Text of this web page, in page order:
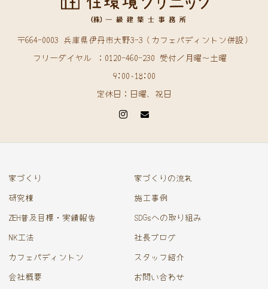
〒664-0003 兵庫県伊丹市大野3-3（カフェパディントン併設）
フリーダイヤル ：0120-460-230 受付／月曜〜土曜
9:00~18:00
定休日：日曜、祝日
家づくり
家づくりの流れ
研究棟
施工事例
ZEH普及目標・実績報告
SDGsへの取り組み
NK工法
社長ブログ
カフェパディントン
スタッフ紹介
会社概要
お問い合わせ